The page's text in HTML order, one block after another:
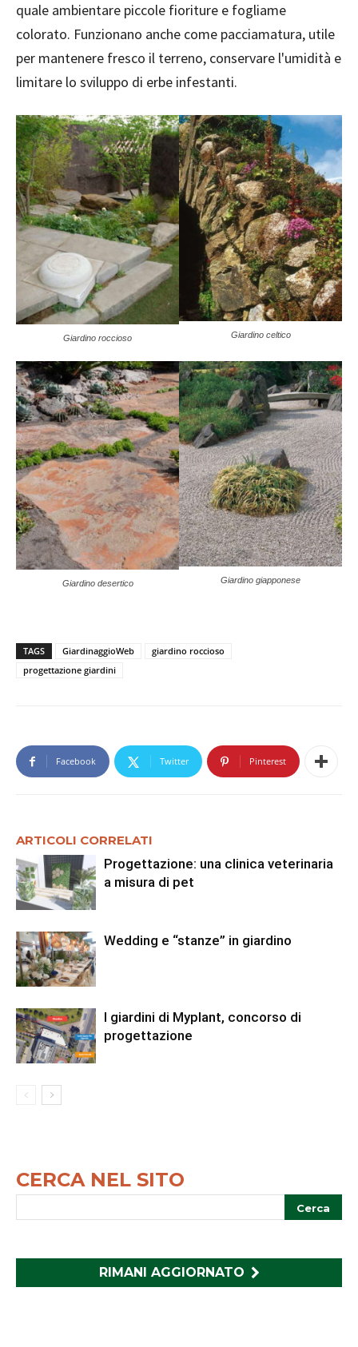
quale ambientare piccole fioriture e fogliame
colorato. Funzionano anche come pacciamatura, utile
per mantenere fresco il terreno, conservare l'umidità e
limitare lo sviluppo di erbe infestanti.
Giardino roccioso Giardino celtico
Giardino desertico Giardino giapponese
TAGS GiardinaggioWeb
giardino roccioso
progettazione giardini
Facebook Twitter Pinterest
ARTICOLI CORRELATI
Progettazione: una clinica veterinaria
a misura di pet
Wedding e “stanze” in giardino
I giardini di Myplant, concorso di
progettazione
CERCA NEL SITO
RIMANI AGGIORNATO